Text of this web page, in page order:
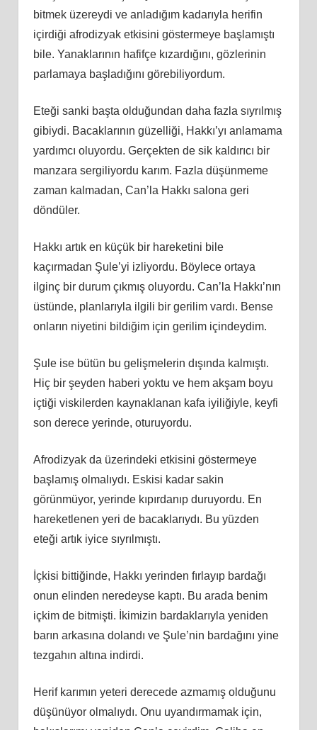
bitmek üzereydi ve anladığım kadarıyla herifin
içirdiği afrodizyak etkisini göstermeye başlamıştı
bile. Yanaklarının hafifçe kızardığını, gözlerinin
parlamaya başladığını görebiliyordum.
Eteği sanki başta olduğundan daha fazla sıyrılmış
gibiydi. Bacaklarının güzelliği, Hakkı’yı anlamama
yardımcı oluyordu. Gerçekten de sik kaldırıcı bir
manzara sergiliyordu karım. Fazla düşünmeme
zaman kalmadan, Can’la Hakkı salona geri
döndüler.
Hakkı artık en küçük bir hareketini bile
kaçırmadan Şule’yi izliyordu. Böylece ortaya
ilginç bir durum çıkmış oluyordu. Can’la Hakkı’nın
üstünde, planlarıyla ilgili bir gerilim vardı. Bense
onların niyetini bildiğim için gerilim içindeydim.
Şule ise bütün bu gelişmelerin dışında kalmıştı.
Hiç bir şeyden haberi yoktu ve hem akşam boyu
içtiği viskilerden kaynaklanan kafa iyiliğiyle, keyfi
son derece yerinde, oturuyordu.
Afrodizyak da üzerindeki etkisini göstermeye
başlamış olmalıydı. Eskisi kadar sakin
görünmüyor, yerinde kıpırdanıp duruyordu. En
hareketlenen yeri de bacaklarıydı. Bu yüzden
eteği artık iyice sıyrılmıştı.
İçkisi bittiğinde, Hakkı yerinden fırlayıp bardağı
onun elinden neredeyse kaptı. Bu arada benim
içkim de bitmişti. İkimizin bardaklarıyla yeniden
barın arkasına dolandı ve Şule’nin bardağını yine
tezgahın altına indirdi.
Herif karımın yeteri derecede azmamış olduğunu
düşünüyor olmalıydı. Onu uyandırmamak için,